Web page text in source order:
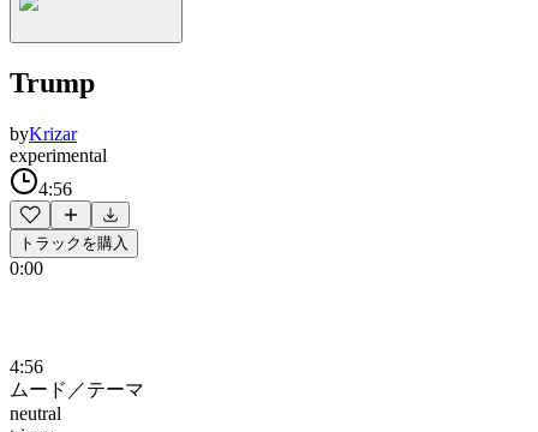
Trump
byKrizar
experimental
4:56
トラックを購入
0:00
4:56
ムード／テーマ
neutral